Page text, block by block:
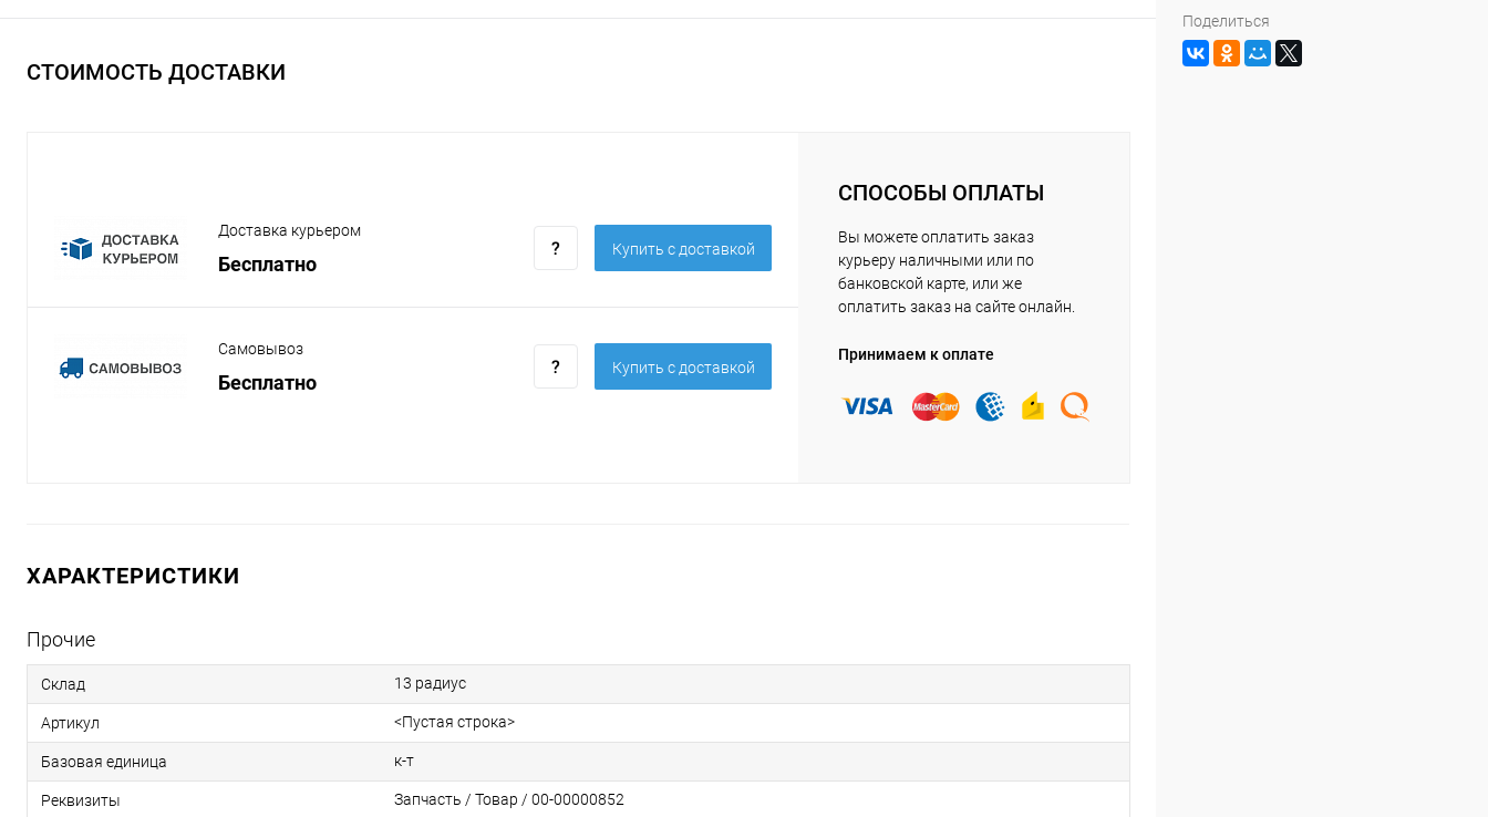
СТОИМОСТЬ ДОСТАВКИ
Доставка курьером
Бесплатно
Купить c доставкой
Самовывоз
Бесплатно
Купить c доставкой
СПОСОБЫ ОПЛАТЫ
Вы можете оплатить заказ
курьеру наличными или по
банковской карте, или же
оплатить заказ на сайте онлайн.
Принимаем к оплате
ХАРАКТЕРИСТИКИ
Прочие
Склад 13 радиус
Артикул <Пустая строка>
Базовая единица к-т
Реквизиты Запчасть / Товар / 00-00000852
Поделиться